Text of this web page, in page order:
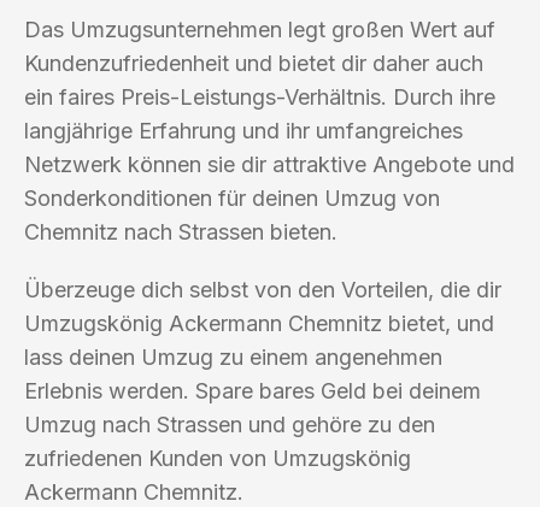
Das Umzugsunternehmen legt großen Wert auf
Kundenzufriedenheit und bietet dir daher auch
ein faires Preis-Leistungs-Verhältnis. Durch ihre
langjährige Erfahrung und ihr umfangreiches
Netzwerk können sie dir attraktive Angebote und
Sonderkonditionen für deinen Umzug von
Chemnitz nach Strassen bieten.
Überzeuge dich selbst von den Vorteilen, die dir
Umzugskönig Ackermann Chemnitz bietet, und
lass deinen Umzug zu einem angenehmen
Erlebnis werden. Spare bares Geld bei deinem
Umzug nach Strassen und gehöre zu den
zufriedenen Kunden von Umzugskönig
Ackermann Chemnitz.